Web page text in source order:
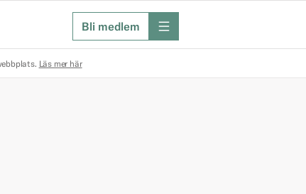
Bli medlem meny
Läs mer här